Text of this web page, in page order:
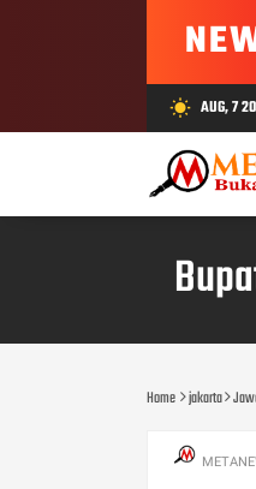
wb_sunny AUG, 7
Home jakarta